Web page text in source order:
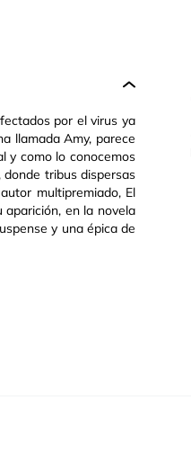
por el virus ya
llamada Amy, parece
y como lo conocemos
tribus dispersas
multipremiado, El
en la novela
y una épica de